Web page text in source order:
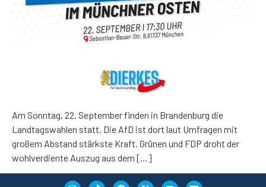
Am Sonntag, 22. September finden in Brandenburg die
Landtagswahlen statt. Die AfD ist dort laut Umfragen mit
großem Abstand stärkste Kraft. Grünen und FDP droht der
wohlverdiente Auszug aus dem […]